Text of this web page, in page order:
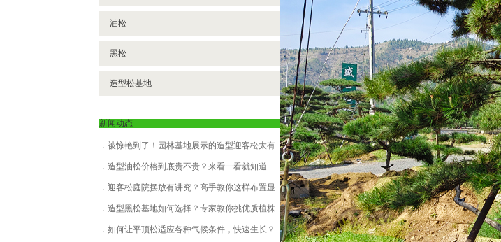
油松
黑松
造型松基地
新闻动态
被惊艳到了！园林基地展示的造型迎客松太有范儿
造型油松价格到底贵不贵？来看一看就知道
迎客松庭院摆放有讲究？高手教你这样布置显气派
造型黑松基地如何选择？专家教你挑优质植株
如何让平顶松适应各种气候条件，快速生长？基地养护技巧全公开！